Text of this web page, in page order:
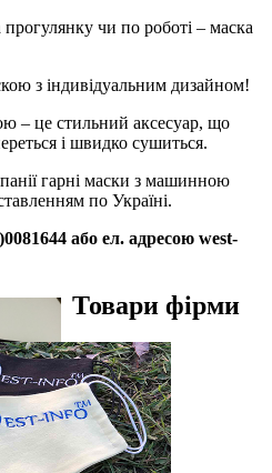
чи по роботі – маска
з індивідуальним дизайном!
– це стильний аксесуар, що
і швидко сушиться.
гарні маски з машинною
по Україні.
або ел. адресою west-
Товари фірми
Перегляд